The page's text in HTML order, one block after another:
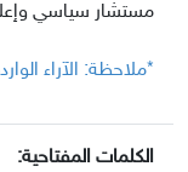
مستشار سياسي
*ملاحظة: الآراء
الكلمات المفتاحية: